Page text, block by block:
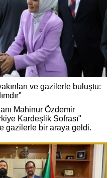
ve gazilerle buluştu:
Mahinur Özdemir
Kardeşlik Sofrası"
gazilerle bir araya geldi.